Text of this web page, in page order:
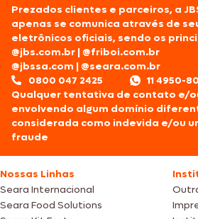
Prezados clientes e parceiros, a
apenas se comunica através de
eletrônicos oficiais, sendo os
@jbs.com.br |@friboi.com.br
@jbssa.com |@seara.com.br
0800 047 2425
11 4950-
Qualquer tentativa de contato e/
envolvendo algum domínio
considerada como indevida e/ou
fraude
Nossas Linhas
Seara Internacional
Seara Food Solutions